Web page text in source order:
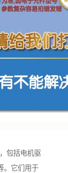
包括电机驱
。它们用于